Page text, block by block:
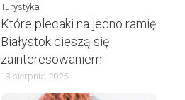
Turystyka
Które plecaki na jedno ramię
Białystok cieszą się
zainteresowaniem
13 sierpnia 2025